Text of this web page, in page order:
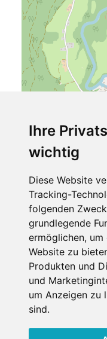
Ihre
wichtig
Diese Website
Tracking-
folgenden
grundlegende
ermöglichen, um
Website zu
Produkten und
und
um Anzeigen zu
sind.
Salmerweg 3
4573 Hinterstoder
Oberösterreich
Österreich
Telefon
(0043) 7564 5301